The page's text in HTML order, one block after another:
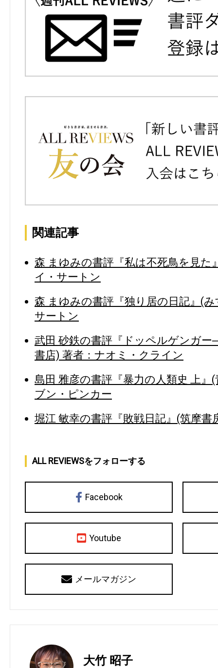
関連記事
森 まゆみの書評『私は不死鳥を見た
イ・サートン
森 まゆみの書評『独り居の日記』(
サートン
武田 砂鉄の書評『ドッペルゲンガ
書店) 著者：ナオミ・クライン
島田 雅彦の書評『暴力の人類史 上』
ブン・ピンカー
堀江 敏幸の書評『敗戦日記』(筑摩書
ALL REVIEWSをフォローする
Facebook
Youtube
メールマガジン
大竹 昭子